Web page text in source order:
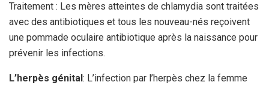
Traitement : Les mères atteintes de chlamydia sont traitées
avec des antibiotiques et tous les nouveau-nés reçoivent
une pommade oculaire antibiotique après la naissance pour
prévenir les infections.
L’herpès génital : L’infection par l’herpès chez la femme